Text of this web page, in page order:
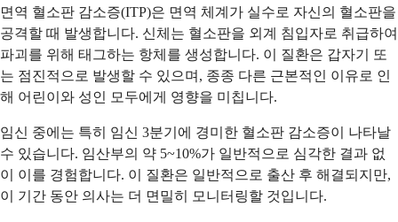
면역 혈소판 감소증(ITP)은 면역 체계가 실수로 자신의 혈소판을
공격할 때 발생합니다. 신체는 혈소판을 외계 침입자로 취급하여
파괴를 위해 태그하는 항체를 생성합니다. 이 질환은 갑자기 또
는 점진적으로 발생할 수 있으며, 종종 다른 근본적인 이유로 인
해 어린이와 성인 모두에게 영향을 미칩니다.
임신 중에는 특히 임신 3분기에 경미한 혈소판 감소증이 나타날
수 있습니다. 임산부의 약 5~10%가 일반적으로 심각한 결과 없
이 이를 경험합니다. 이 질환은 일반적으로 출산 후 해결되지만,
이 기간 동안 의사는 더 면밀히 모니터링할 것입니다.